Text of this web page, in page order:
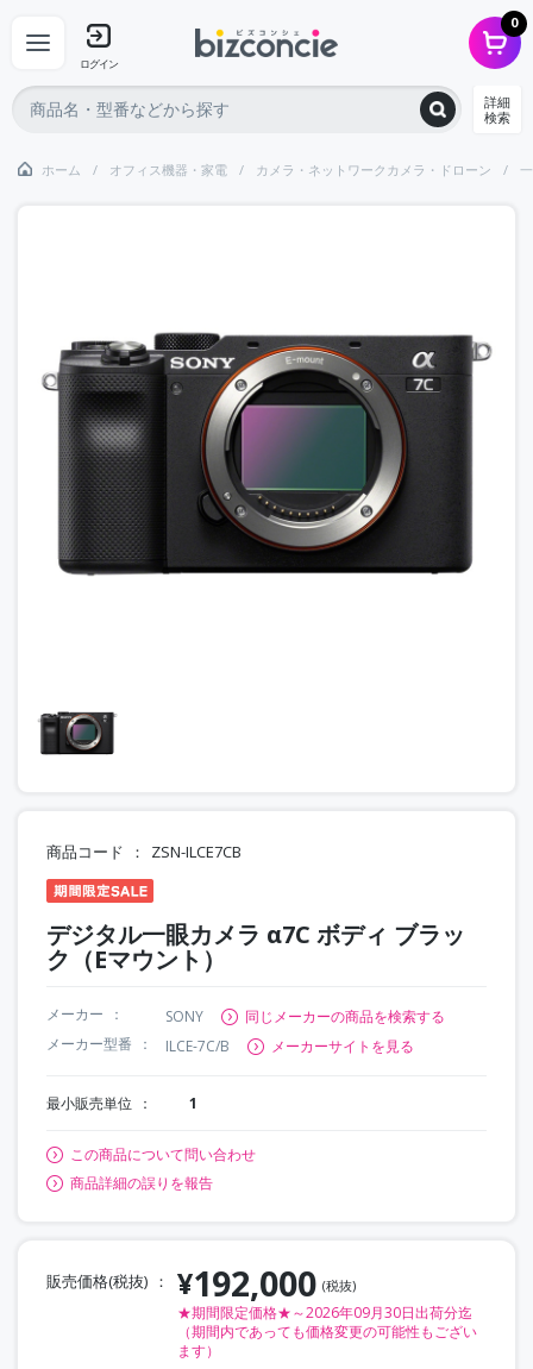
ログイン
0
詳細
検索
ホーム オフィス機器・家電 カメラ・ネットワークカメラ・ドローン
商品コード ZSN-ILCE7CB
デジタル一眼カメラ α7C ボディ ブラッ
ク（Eマウント）
メーカー SONY
同じメーカーの商品を検索する
メーカー型番
ILCE-7C/B メーカーサイトを見る
最小販売単位 1
この商品について問い合わせ
商品詳細の誤りを報告
販売価格(税抜) ¥192,000 (税抜)
★期間限定価格★～2026年09月30日出荷分迄
（期間内であっても価格変更の可能性もござい
ます）